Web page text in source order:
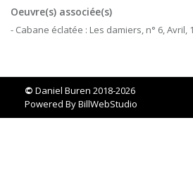
Oeuvre(s) associée(s)
- Cabane éclatée : Les damiers, n° 6, Avril,
© Daniel Buren 2018-2026
Powered ByBillWebStudio